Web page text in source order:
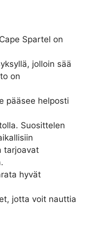
Spartel on
jolloin sää
on
pääsee helposti
Suosittelen
tarjoavat
hyvät
jotta voit nauttia